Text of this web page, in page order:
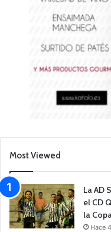
Most Viewed
La AD
el CD
la
Hace